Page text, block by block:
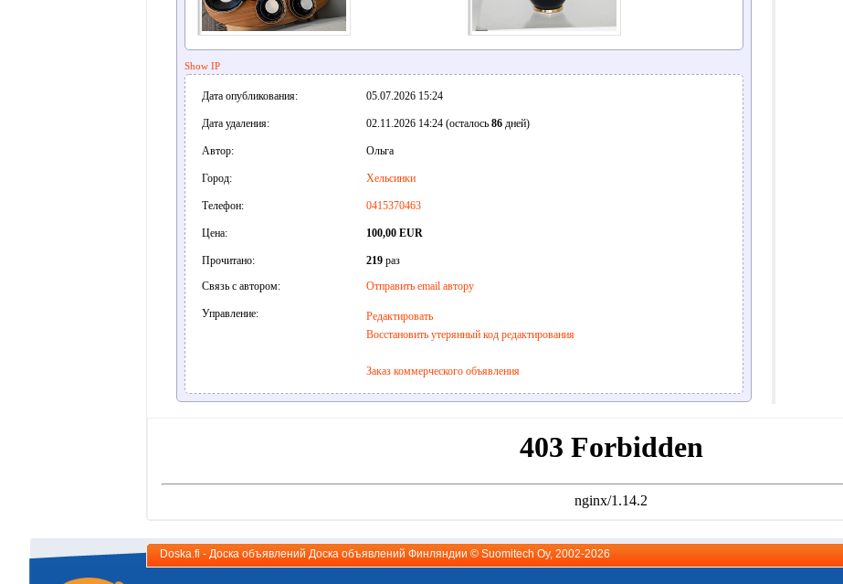
Show IP
Дата опубликования: 05.07.2026 15:24
Дата удаления: 02.11.2026 14:24 (осталось 86дней)
Автор: Ольга
Город: Хельсинки
Телефон: 0415370463
Цена: 100,00 EUR
Прочитано: 219раз
Связь с автором:
Отправить email автору
Управление:
Редактировать
Восстановить утерянный код редактирования
Заказ коммерческого объявления
Doska.fi - Доска объявлений Доска объявлений Финляндии © Suomitech Oy, 2002-2026